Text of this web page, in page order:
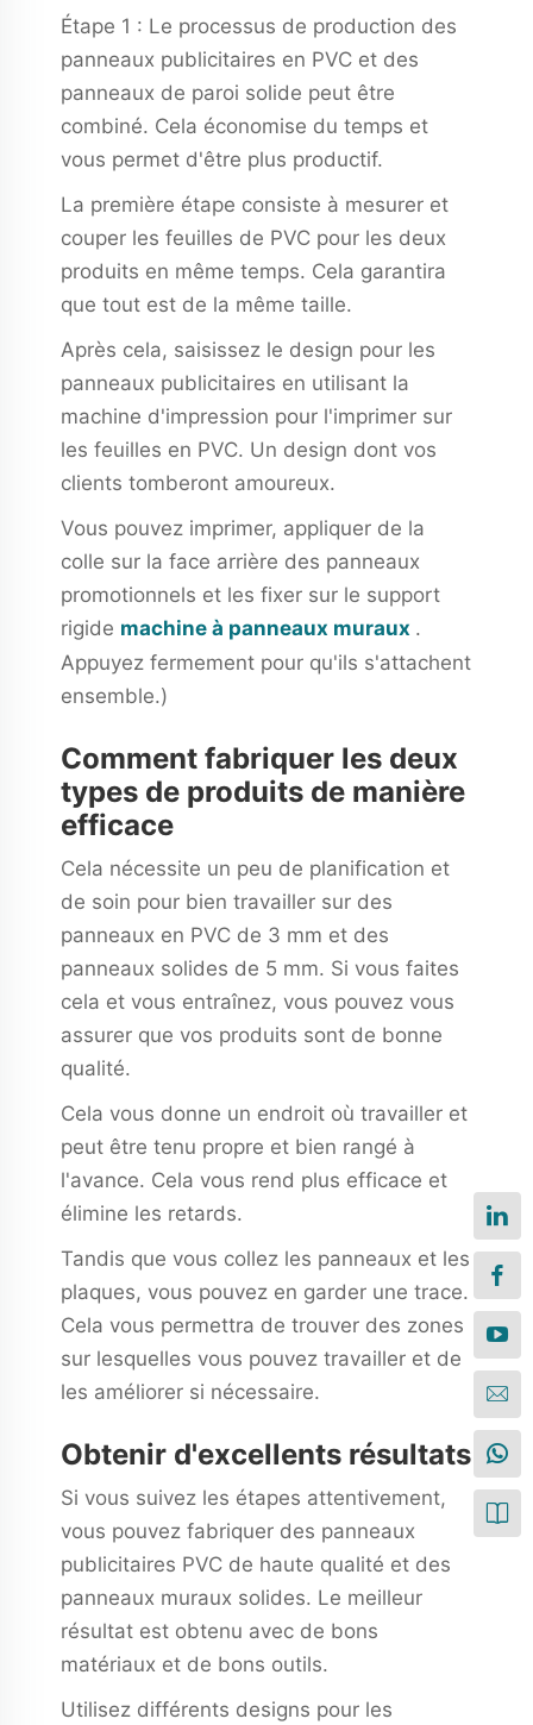
Étape 1 : Le processus de production des
panneaux publicitaires en PVC et des
panneaux de paroi solide peut être
combiné. Cela économise du temps et
vous permet d'être plus productif.
La première étape consiste à mesurer et
couper les feuilles de PVC pour les deux
produits en même temps. Cela garantira
que tout est de la même taille.
Après cela, saisissez le design pour les
panneaux publicitaires en utilisant la
machine d'impression pour l'imprimer sur
les feuilles en PVC. Un design dont vos
clients tomberont amoureux.
Vous pouvez imprimer, appliquer de la
colle sur la face arrière des panneaux
promotionnels et les fixer sur le support
rigide machine à panneaux muraux .
Appuyez fermement pour qu'ils s'attachent
ensemble.)
Comment fabriquer les deux
types de produits de manière
efficace
Cela nécessite un peu de planification et
de soin pour bien travailler sur des
panneaux en PVC de 3 mm et des
panneaux solides de 5 mm. Si vous faites
cela et vous entraînez, vous pouvez vous
assurer que vos produits sont de bonne
qualité.
Cela vous donne un endroit où travailler et
peut être tenu propre et bien rangé à
l'avance. Cela vous rend plus efficace et
élimine les retards.
Tandis que vous collez les panneaux et les
plaques, vous pouvez en garder une trace.
Cela vous permettra de trouver des zones
sur lesquelles vous pouvez travailler et de
les améliorer si nécessaire.
Obtenir d'excellents résultats
Si vous suivez les étapes attentivement,
vous pouvez fabriquer des panneaux
publicitaires PVC de haute qualité et des
panneaux muraux solides. Le meilleur
résultat est obtenu avec de bons
matériaux et de bons outils.
Utilisez différents designs pour les